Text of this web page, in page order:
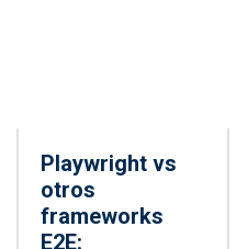
Playwright vs
otros
frameworks
E2E: